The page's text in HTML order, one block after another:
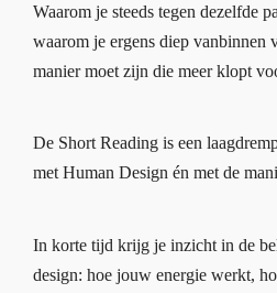
Waarom je steeds tegen dezelfde
waarom je ergens diep vanbinnen
manier moet zijn die meer klopt
De Short Reading is een
met Human Design én met de
In korte tijd krijg je inzicht in de
design: hoe jouw energie werkt,